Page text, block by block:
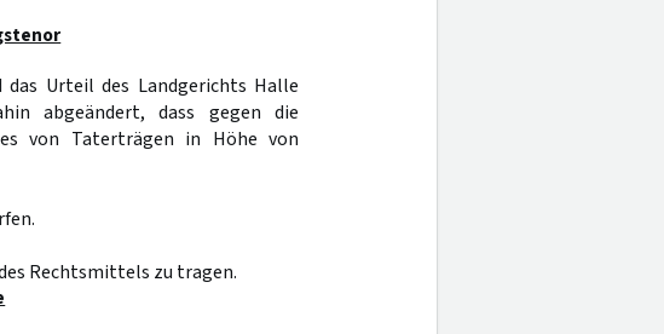
Urteil des Landgerichts Halle
abgeändert, dass gegen die
von Taterträgen in Höhe von
Rechtsmittels zu tragen.